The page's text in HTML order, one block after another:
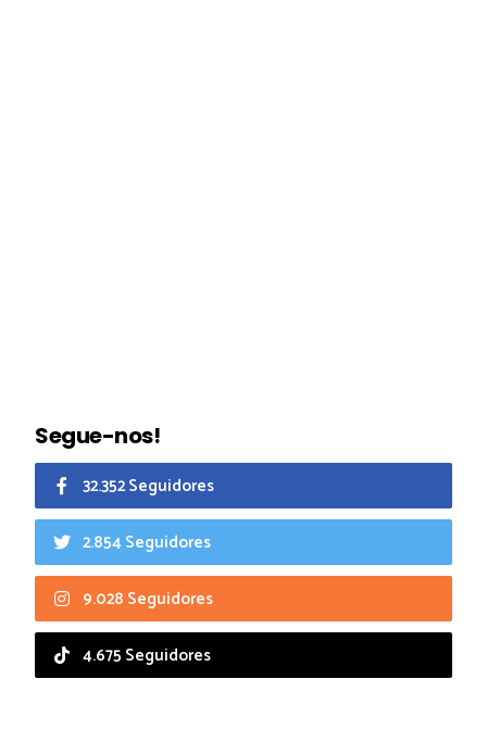
Segue-nos!
32.352 Seguidores
2.854 Seguidores
9.028 Seguidores
4.675 Seguidores